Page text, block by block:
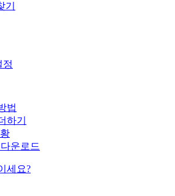
기
정
법
하기
운로드
세요?